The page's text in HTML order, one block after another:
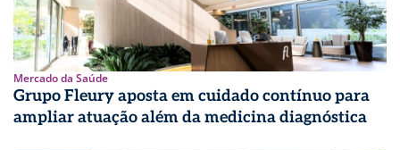
Mercado da Saúde
Grupo Fleury aposta em cuidado contínuo para
ampliar atuação além da medicina diagnóstica